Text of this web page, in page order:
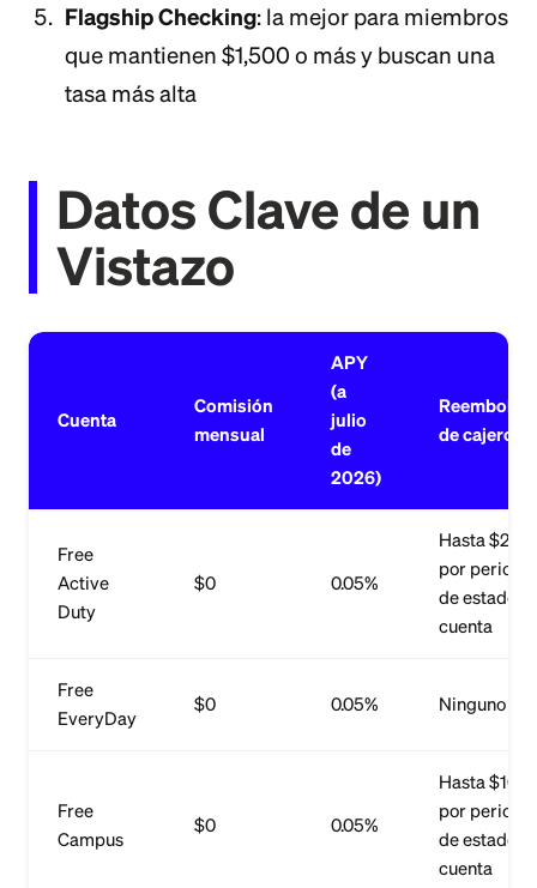
Flagship Checking: la mejor para miembros
que mantienen $1,500 o más y buscan una
tasa más alta
Datos Clave de un
Vistazo
Cuenta
Comisión
mensual
APY
(a
julio
de
2026)
de cajeros
Free
Active
Duty
$0 0.05%
Hasta $20
por periodo
de estado
cuenta
Free
EveryDay
$0 0.05% Ninguno
Free
Campus
$0 0.05%
Hasta $10
por periodo
de estado
cuenta